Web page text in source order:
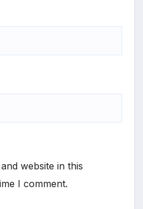
website in this
I comment.